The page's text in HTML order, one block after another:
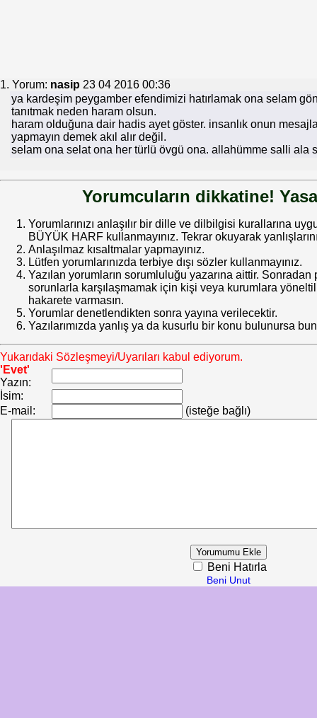
1. Yorum: nasip 23 04 2016 00:36
ya kardeşim peygamber efendimizi hatırlamak ona selam
tanıtmak neden haram olsun.
haram olduğuna dair hadis ayet göster. insanlık onun
yapmayın demek akıl alır değil.
selam ona selat ona her türlü övgü ona. allahümme salli ala
Yorumcuların dikkatine!
Yorumlarınızı anlaşılır bir dille ve dilbilgisi kurallarına
BÜYÜK HARF kullanmayınız. Tekrar okuyarak
Anlaşılmaz kısaltmalar yapmayınız.
Lütfen yorumlarınızda terbiye dışı sözler kullanmayınız.
Yazılan yorumların sorumluluğu yazarına aittir.
sorunlarla karşılaşmamak için kişi veya kurumlara
hakarete varmasın.
Yorumlar denetlendikten sonra yayına verilecektir.
Yazılarımızda yanlış ya da kusurlu bir konu bulunursa
Yukarıdaki Sözleşmeyi/Uyarıları kabul ediyorum.
'Evet'
Yazın:
İsim:
E-mail:
(isteğe bağlı)
Beni Hatırla
Beni Unut